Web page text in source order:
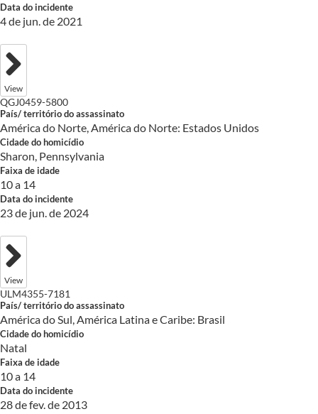
Data do incidente
4 de jun. de 2021
View
QGJ0459-5800
País/ território do assassinato
América do Norte, América do Norte: Estados Unidos
Cidade do homicídio
Sharon, Pennsylvania
Faixa de idade
10 a 14
Data do incidente
23 de jun. de 2024
View
ULM4355-7181
País/ território do assassinato
América do Sul, América Latina e Caribe: Brasil
Cidade do homicídio
Natal
Faixa de idade
10 a 14
Data do incidente
28 de fev. de 2013